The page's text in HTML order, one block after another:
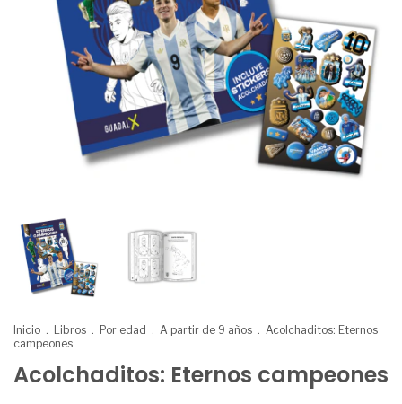
Inicio . Libros . Por edad . A partir de 9 años . Acolchaditos: Eternos
campeones
Acolchaditos: Eternos campeones